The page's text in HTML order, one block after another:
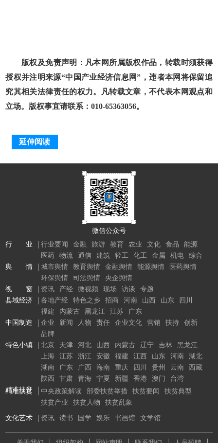
版权及免责声明：凡本网所属版权作品，转载时须获得
授权并注明来源“中国产业经济信息网”，违者本网将保留追
究其相关法律责任的权力。凡转载文章，不代表本网观点和
立场。版权事宜请联系：010-65363056。
延伸阅读
微信公众号
行 业
行业要闻 金融 旅游 教育 农业 文化 食品
能源
医药
物流 通信 建筑 轻工 化工 金属 机电
综合
舆 情
城市舆情 教育舆情 金融舆情 能源舆情
医药舆情
环保舆情
司法舆情
央企舆情
视 窗
资讯 产经 微视频 现场 访谈
专题
县域经济
各地产经 特色之乡 招商 河南 山西 山东
四川
福建
内蒙古 黑龙江 江苏
广东
中国制造
企业 新闻 人物 责任 企业文化 营销 扶持
创新
品牌
特色小镇
北京 天津 河北 山西 内蒙古 辽宁 吉林
黑龙江
上海
江苏 浙江 安徽 福建 江西 山东 河南
湖北
湖南
广东 广西 海南 重庆 四川 贵州 云南
西藏
陕西
甘肃 青海 宁夏 新疆 香港 澳门
台湾
精准扶贫
文化艺术 资讯 读书 国学 娱乐 书画馆 文学馆
精准扶贫 中央政策解读 部委扶贫举措 扶贫要闻
扶贫典型
扶贫产业
扶贫人物 扶贫乱象